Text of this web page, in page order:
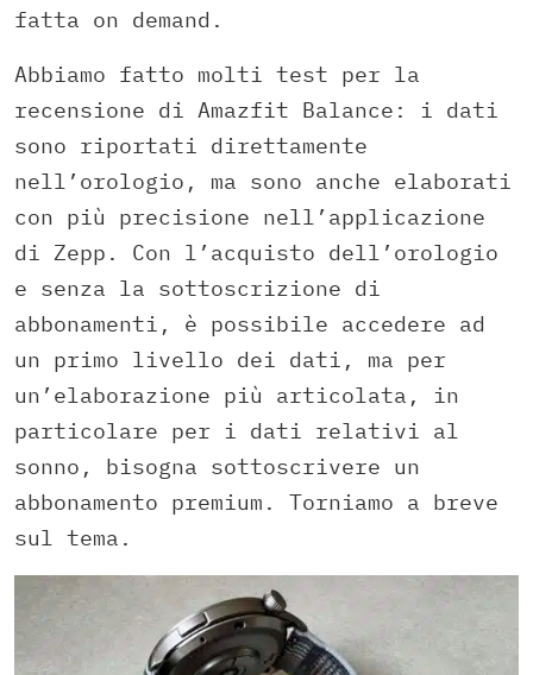
fatta on demand.
Abbiamo fatto molti test per la
recensione di Amazfit Balance: i dati
sono riportati direttamente
nell’orologio, ma sono anche elaborati
con più precisione nell’applicazione
di Zepp. Con l’acquisto dell’orologio
e senza la sottoscrizione di
abbonamenti, è possibile accedere ad
un primo livello dei dati, ma per
un’elaborazione più articolata, in
particolare per i dati relativi al
sonno, bisogna sottoscrivere un
abbonamento premium. Torniamo a breve
sul tema.